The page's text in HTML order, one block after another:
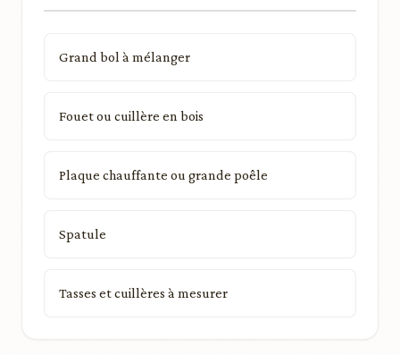
Grand bol à mélanger
Fouet ou cuillère en bois
Plaque chauffante ou grande poêle
Spatule
Tasses et cuillères à mesurer